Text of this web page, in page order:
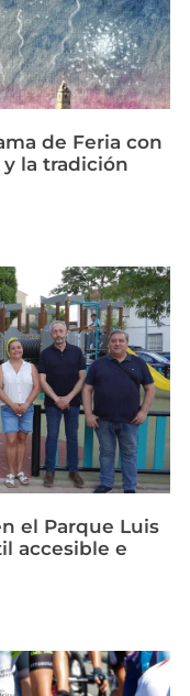
de Feria con
la tradición
el Parque Luis
accesible e